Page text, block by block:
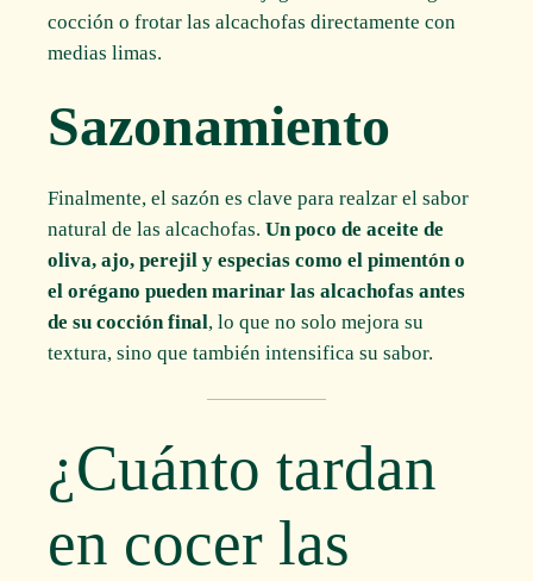
cocción o frotar las alcachofas directamente con
medias limas.
Sazonamiento
Finalmente, el sazón es clave para realzar el sabor
natural de las alcachofas.Un poco de aceite de
oliva, ajo, perejil y especias como el pimentón o
el orégano pueden marinar las alcachofas antes
de su cocción final, lo que no solo mejora su
textura, sino que también intensifica su sabor.
¿Cuánto tardan
en cocer las